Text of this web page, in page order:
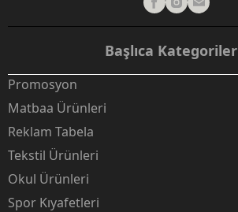
Başlıca Kategoriler
Promosyon
Matbaa Ürünleri
Reklam Tabela
Tekstil Ürünleri
Okul Ürünleri
Spor Kıyafetleri